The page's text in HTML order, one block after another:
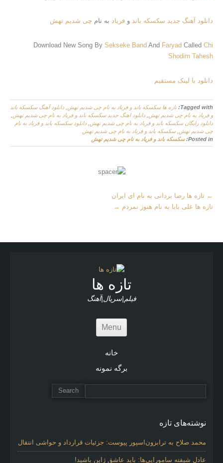
دانلود آهنگ جدید سکسکه باند و فریاد به نام چی شدیم تهش
Download New Song By Sekseke Band And Faryad Called Chi
Shodim Tahesh
دانلود با لینک مستقیم
Tagged with: تازه ها سکسکه باند و فریاد به نام چی شدیم تهش دانلود آهنگ سکسکه باند
و فریاد به نام چی شدیم تهش دانلود اهنگ جدید سکسکه باند و فریاد به نام چی شدیم تهش
دانلود رایگان سکسکه باند و فریاد به نام چی شدیم تهش دانلود سکسکه باند و فریاد به نام
چی شدیم تهش ,سکسکه باند و فریاد به نام چی شدیم تهش
Posted in: سکسکه باند و فریاد به نام چی شدیم تهش
M
o
← تازه ها رضا یزدانی به نام ای ایران
تازه ها علی بابا به نام هنوز نمردم →
تازه ها
فیلم|سریال|آهنگ
Menu
خانه
برگه نمونه
نوشته‌های تازه
محمد صلاح به ترابزون‌اسپور پیوست: جزئیات قرارداد و حواشی انتقال
عادل شیفته سامورایی‌ها: باید عاشق ژاپن باشید!